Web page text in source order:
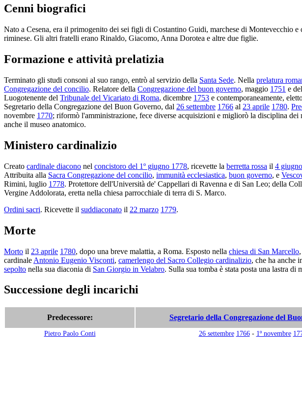
Cenni biografici
Nato a Cesena, era il primogenito dei sei figli di Costantino Guidi, marchese di Montevecchio
riminese. Gli altri fratelli erano Rinaldo, Giacomo, Anna Dorotea e altre due figlie.
Formazione e attività prelatizia
Terminato gli studi consoni al suo rango, entrò al servizio della Santa Sede. Nella prelatura
Congregazione del concilio. Relatore della Congregazione del buon governo, maggio 1751 e
Luogotenente del Tribunale del Vicariato di Roma, dicembre 1753 e contemporaneamente,
Segretario della Congregazione del Buon Governo, dal 26 settembre 1766 al 23 aprile 1780.
novembre 1770; riformò l'amministrazione, fece diverse acquisizioni e migliorò la disciplina
anche il museo anatomico.
Ministero cardinalizio
Creato cardinale diacono nel concistoro del 1º giugno 1778, ricevette la berretta rossa il 4 giugno
Attribuita alla Sacra Congregazione del concilio, immunità ecclesiastica, buon governo, e
Rimini, luglio 1778. Protettore dell'Università de' Cappellari di Ravenna e di San Leo; della
Vergine Addolorata, eretta nella chiesa parrocchiale di terra di S. Marco.
Ordini sacri. Ricevette il suddiaconato il 22 marzo 1779.
Morte
Morto il 23 aprile 1780, dopo una breve malattia, a Roma. Esposto nella chiesa di San Marcello
cardinale Antonio Eugenio Visconti, camerlengo del Sacro Collegio cardinalizio, che ha anche
sepolto nella sua diaconia di San Giorgio in Velabro. Sulla sua tomba è stata posta una lastra di
Successione degli incarichi
Predecessore: Segretario della Congregazione del
Pietro Paolo Conti 26 settembre 1766- 1º novembre